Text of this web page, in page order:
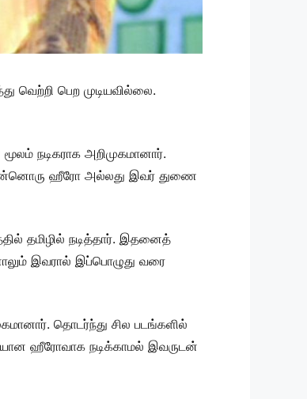
வெற்றி பெற முடியவில்லை.
நடிகராக அறிமுகமானார்.
இன்னொரு ஹீரோ அல்லது இவர் துணை
தமிழில் நடித்தார். இதனைத்
இவரால் இப்பொழுது வரை
தொடர்ந்து சில படங்களில்
ஹீரோவாக நடிக்காமல் இவருடன்